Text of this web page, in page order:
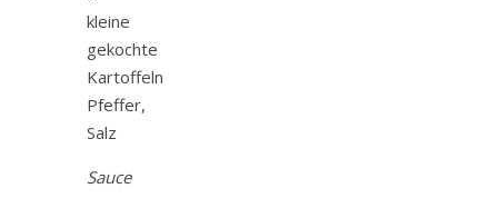
kleine
gekochte
Kartoffeln
Pfeffer,
Salz
Sauce